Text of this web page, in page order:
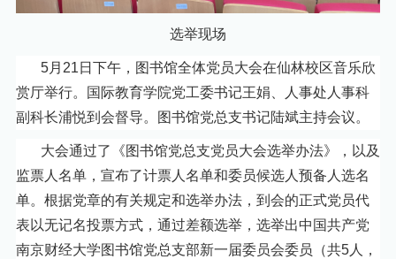
选举现场
5月21日下午，图书馆全体党员大会在仙林校区音乐欣
赏厅举行。国际教育学院党工委书记王娟、人事处人事科
副科长浦悦到会督导。图书馆党总支书记陆斌主持会议。
大会通过了《图书馆党总支党员大会选举办法》，以及
监票人名单，宣布了计票人名单和委员候选人预备人选名
单。根据党章的有关规定和选举办法，到会的正式党员代
表以无记名投票方式，通过差额选举，选举出中国共产党
南京财经大学图书馆党总支部新一届委员会委员（共5人，